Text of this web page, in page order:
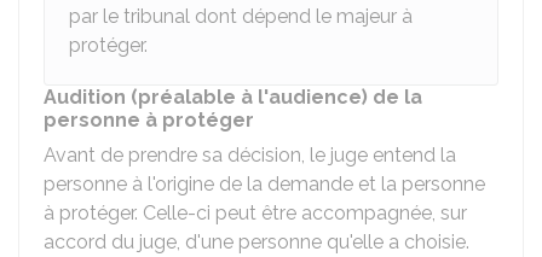
par le tribunal dont dépend le majeur à
protéger.
Audition (préalable à l'audience) de la
personne à protéger
Avant de prendre sa décision, le juge entend la
personne à l'origine de la demande et la personne
à protéger. Celle-ci peut être accompagnée, sur
accord du juge, d'une personne qu'elle a choisie.